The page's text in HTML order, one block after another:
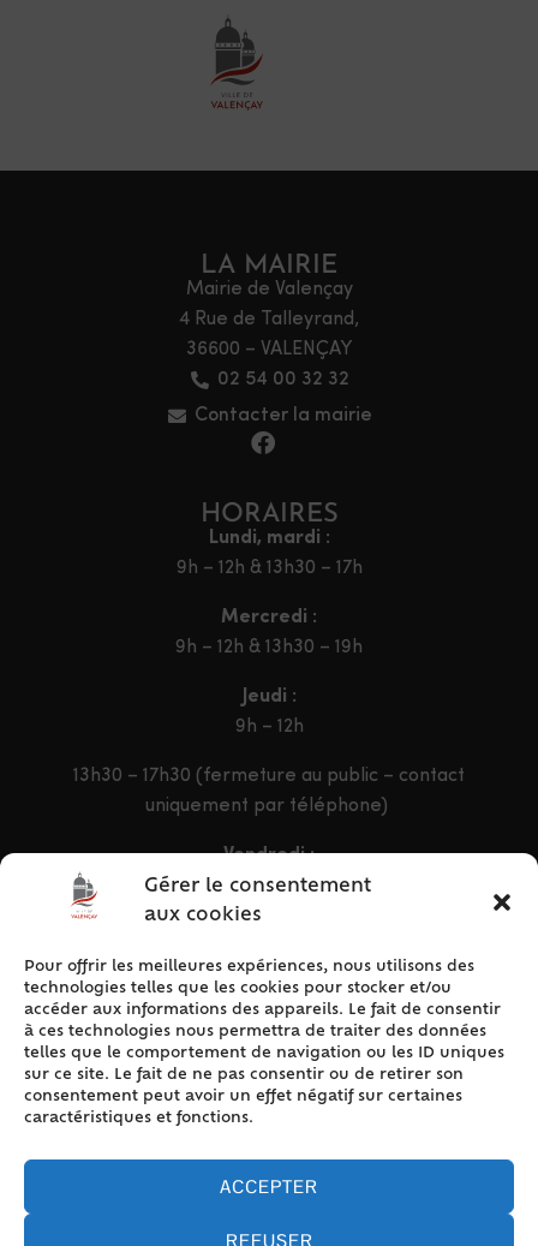
Gérer le consentement
aux cookies
Pour offrir les meilleures expériences, nous utilisons des
technologies telles que les cookies pour stocker et/ou
accéder aux informations des appareils. Le fait de consentir
à ces technologies nous permettra de traiter des données
telles que le comportement de navigation ou les ID uniques
sur ce site. Le fait de ne pas consentir ou de retirer son
consentement peut avoir un effet négatif sur certaines
caractéristiques et fonctions.
ACCEPTER
REFUSER
LA MAIRIE
Mairie de Valençay
4 Rue de Talleyrand,
36600 – VALENÇAY
02 54 00 32 32
Contacter la mairie
HORAIRES
Lundi, mardi :
9h – 12h & 13h30 – 17h
Mercredi :
9h – 12h & 13h30 – 19h
Jeudi :
9h – 12h
13h30 – 17h30 (fermeture au public – contact
uniquement par téléphone)
Vendredi :
9h – 12h & 13h30 – 16h30
ACCÈS RAPIDE
Accueil
Contact
Plan du site
Mentions légales
Politique de cookies (UE)